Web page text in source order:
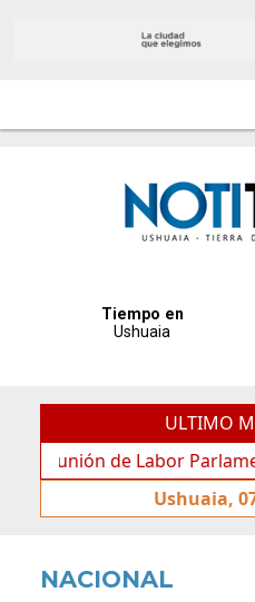
ULTIMO
de Labor Parlamentaria
Ushuaia,
NACIONAL